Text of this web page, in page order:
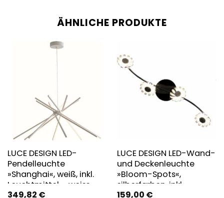
ÄHNLICHE PRODUKTE
LUCE DESIGN LED-
Pendelleuchte
»Shanghai«, weiß, inkl.
Leuchtmittel – weiss
349,82 €
LUCE DESIGN LED-Wand-
und Deckenleuchte
»Bloom-Spots«,
silberfarben, inkl.
Leuchtmittel
159,00 €